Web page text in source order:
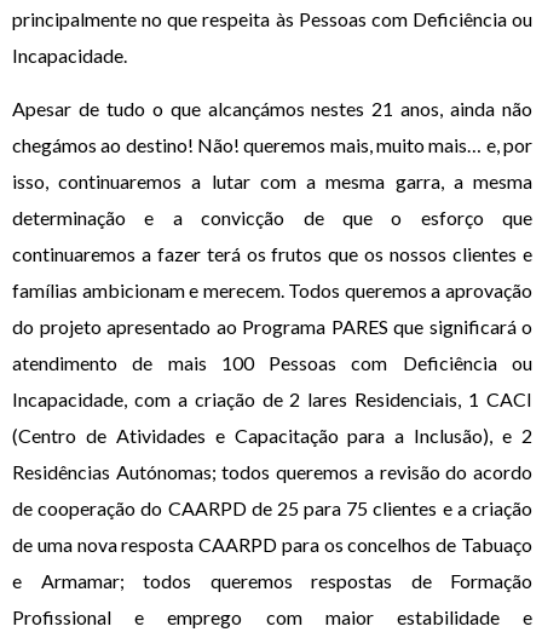
principalmente no que respeita às Pessoas com Deficiência ou
Incapacidade.
Apesar de tudo o que alcançámos nestes 21 anos, ainda não
chegámos ao destino! Não! queremos mais, muito mais… e, por
isso, continuaremos a lutar com a mesma garra, a mesma
determinação e a convicção de que o esforço que
continuaremos a fazer terá os frutos que os nossos clientes e
famílias ambicionam e merecem. Todos queremos a aprovação
do projeto apresentado ao Programa PARES que significará o
atendimento de mais 100 Pessoas com Deficiência ou
Incapacidade, com a criação de 2 lares Residenciais, 1 CACI
(Centro de Atividades e Capacitação para a Inclusão), e 2
Residências Autónomas; todos queremos a revisão do acordo
de cooperação do CAARPD de 25 para 75 clientes e a criação
de uma nova resposta CAARPD para os concelhos de Tabuaço
e Armamar; todos queremos respostas de Formação
Profissional e emprego com maior estabilidade e